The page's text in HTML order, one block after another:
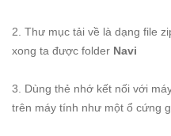
2. Thư mục tải về là dạng file
xong ta được folder Navi
3. Dùng thẻ nhớ kết nối với
trên máy tính như một ổ cứng